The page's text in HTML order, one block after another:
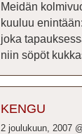
Meidän
kuuluu
joka
niin söpöt
KENGU
2 joulukuun, 2007